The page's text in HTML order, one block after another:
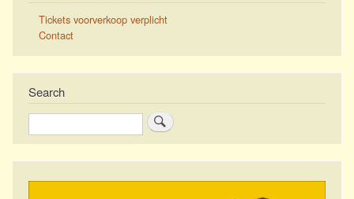
Tickets voorverkoop verplicht
Contact
Search
Zoeken